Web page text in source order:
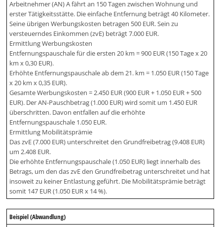
Arbeitnehmer (AN) A fährt an 150 Tagen zwischen Wohnung und
erster Tätigkeitsstätte. Die einfache Entfernung beträgt 40 Kilometer.
Seine übrigen Werbungskosten betragen 500 EUR. Sein zu
versteuerndes Einkommen (zvE) beträgt 7.000 EUR.
Ermittlung Werbungskosten
Entfernungspauschale für die ersten 20 km = 900 EUR (150 Tage x 20
km x 0,30 EUR).
Erhöhte Entfernungspauschale ab dem 21. km = 1.050 EUR (150 Tage
x 20 km x 0,35 EUR).
Gesamte Werbungskosten = 2.450 EUR (900 EUR + 1.050 EUR + 500
EUR). Der AN-Pauschbetrag (1.000 EUR) wird somit um 1.450 EUR
überschritten. Davon entfallen auf die erhöhte
Entfernungspauschale 1.050 EUR.
Ermittlung Mobilitätsprämie
Das zvE (7.000 EUR) unterschreitet den Grundfreibetrag (9.408 EUR)
um 2.408 EUR.
Die erhöhte Entfernungspauschale (1.050 EUR) liegt innerhalb des
Betrags, um den das zvE den Grundfreibetrag unterschreitet und hat
insoweit zu keiner Entlastung geführt. Die Mobilitätsprämie beträgt
somit 147 EUR (1.050 EUR x 14 %).
Beispiel (Abwandlung)